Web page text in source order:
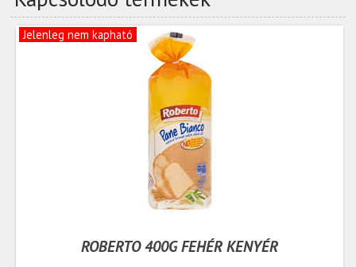
Jelenleg nem kapható
ROBERTO 400G FEHÉR KENYÉR